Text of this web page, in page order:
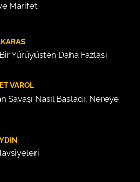
Marifet
Yürüyüşten Daha Fazlası
VAROL
Savaşı Nasıl Başladı, Nereye